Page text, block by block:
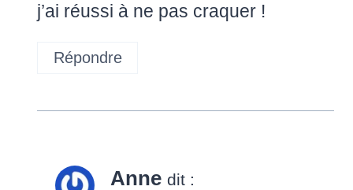
j’ai réussi à ne pas craquer !
Répondre
Anne dit :